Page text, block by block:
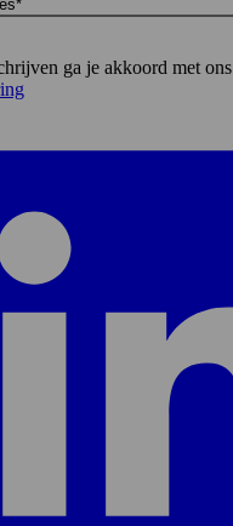
ga je akkoord met ons